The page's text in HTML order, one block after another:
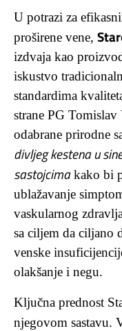
U potrazi za
proširene vene,
izdvaja kao
iskustvo
standardima
strane PG
odabrane prirodne
divljeg kestena u
sastojcimakako bi
ublažavanje
vaskularnog
sa ciljem da ciljano
venske
olakšanje i negu.
Ključna prednost
njegovom sastavu.